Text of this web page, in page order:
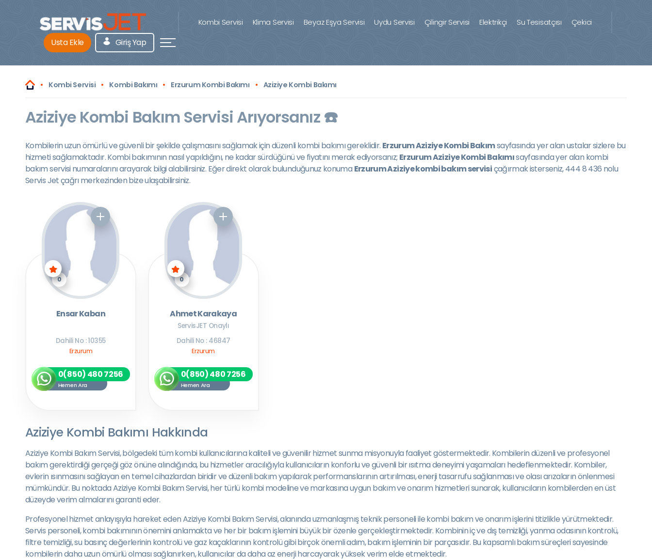
Kombi Servisi Klima Servisi Beyaz Eşya Servisi Uydu Servisi Çilingir Servisi Elektrikçi Su Tesisatçısı Çekici
Usta Ekle Giriş Yap
Kombi Servisi Kombi Bakımı Erzurum Kombi Bakımı Aziziye Kombi Bakımı
Aziziye Kombi Bakım Servisi Arıyorsanız ☎️
Kombilerin uzun ömürlü ve güvenli bir şekilde çalışmasını sağlamak için düzenli kombi bakımı gereklidir. Erzurum Aziziye Kombi Bakımsayfasında yer alan ustalar sizlere bu
hizmeti sağlamaktadır. Kombi bakımının nasıl yapıldığını, ne kadar sürdüğünü ve fiyatını merak ediyorsanız; Erzurum Aziziye Kombi Bakımısayfasında yer alan kombi
bakım servisi numaralarını arayarak bilgi alabilirsiniz. Eğer direkt olarak bulunduğunuz konuma Erzurum Aziziye kombi bakım servisiçağırmak isterseniz, 444 8 436 nolu
Servis Jet çağrı merkezinden bize ulaşabilirsiniz.
0
Ensar Kaban
Dahili No : 10355
Erzurum
0(850) 480 7256
Hemen Ara
0
Ahmet Karakaya
ServisJET Onaylı
Dahili No : 46847
Erzurum
0(850) 480 7256
Hemen Ara
Aziziye Kombi Bakımı Hakkında
Aziziye Kombi Bakım Servisi, bölgedeki tüm kombi kullanıcılarına kaliteli ve güvenilir hizmet sunma misyonuyla faaliyet göstermektedir. Kombilerin düzenli ve profesyonel
bakım gerektirdiği gerçeği göz önüne alındığında, bu hizmetler aracılığıyla kullanıcıların konforlu ve güvenli bir ısıtma deneyimi yaşamaları hedeflenmektedir. Kombiler,
evlerin ısınmasını sağlayan en temel cihazlardan biridir ve düzenli bakım yapılarak performanslarının artırılması, enerji tasarrufu sağlanması ve olası arızaların önlenmesi
mümkündür. Bu noktada Aziziye Kombi Bakım Servisi, her türlü kombi modeline ve markasına uygun bakım ve onarım hizmetleri sunarak, kullanıcıların kombilerden en üst
düzeyde verim almalarını garanti eder.
Profesyonel hizmet anlayışıyla hareket eden Aziziye Kombi Bakım Servisi, alanında uzmanlaşmış teknik personeli ile kombi bakım ve onarım işlerini titizlikle yürütmektedir.
Servis personeli, kombi bakımının önemini anlamakta ve her bir bakım işlemini büyük bir özenle gerçekleştirmektedir. Kombinin iç ve dış temizliği, yanma odasının kontrolü,
filtre temizliği, su basınç değerlerinin kontrolü ve gaz kaçaklarının kontrolü gibi birçok önemli adım, bakım işleminin bir parçasıdır. Bu kapsamlı bakım süreçleri sayesinde
kombilerin daha uzun ömürlü olması sağlanırken, kullanıcılar da daha az enerji harcayarak yüksek verim elde etmektedir.